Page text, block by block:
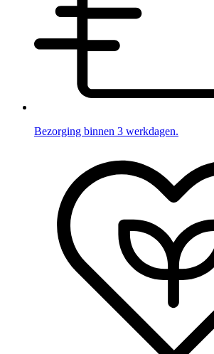
Bezorging binnen 3 werkdagen.